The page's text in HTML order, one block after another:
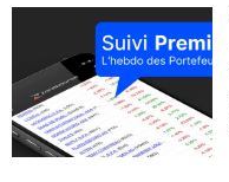
FERGUSON ENTERPRISES INC.
ROCKET LAB CORPORATION
MOORE THREADS TECHNOLOGY CO., LTD.
AMRIZE AG